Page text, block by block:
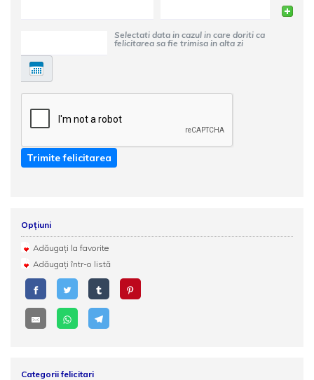
Selectati data in cazul in care doriti ca
felicitarea sa fie trimisa in alta zi
Trimite felicitarea
Opțiuni
Adăugați la favorite
Adăugați într-o listă
Categorii felicitari